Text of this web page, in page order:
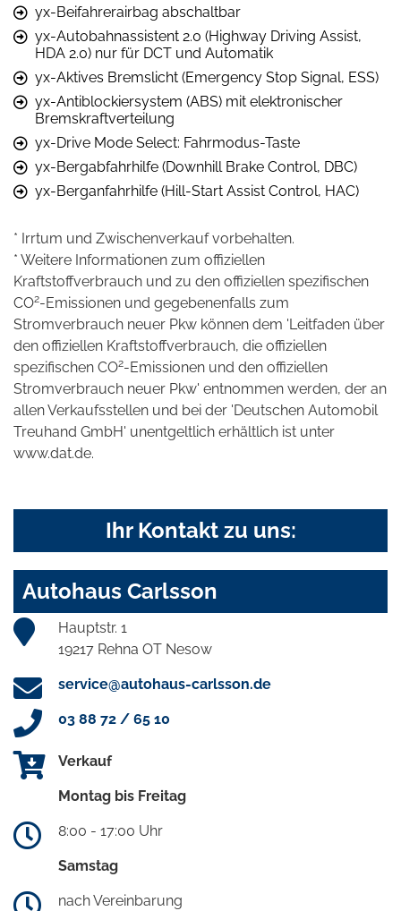
yx-Beifahrerairbag abschaltbar
yx-Autobahnassistent 2.0 (Highway Driving Assist,
HDA 2.0) nur für DCT und Automatik
yx-Aktives Bremslicht (Emergency Stop Signal, ESS)
yx-Antiblockiersystem (ABS) mit elektronischer
Bremskraftverteilung
yx-Drive Mode Select: Fahrmodus-Taste
yx-Bergabfahrhilfe (Downhill Brake Control, DBC)
yx-Berganfahrhilfe (Hill-Start Assist Control, HAC)
* Irrtum und Zwischenverkauf vorbehalten.
* Weitere Informationen zum offiziellen
Kraftstoffverbrauch und zu den offiziellen spezifischen
CO2-Emissionen und gegebenenfalls zum
Stromverbrauch neuer Pkw können dem 'Leitfaden über
den offiziellen Kraftstoffverbrauch, die offiziellen
spezifischen CO2-Emissionen und den offiziellen
Stromverbrauch neuer Pkw' entnommen werden, der an
allen Verkaufsstellen und bei der 'Deutschen Automobil
Treuhand GmbH' unentgeltlich erhältlich ist unter
www.dat.de.
Ihr Kontakt zu uns:
Autohaus Carlsson
Hauptstr. 1
19217 Rehna OT Nesow
service@autohaus-carlsson.de
03 88 72 / 65 10
Verkauf
Montag bis Freitag
8:00 - 17:00 Uhr
Samstag
nach Vereinbarung